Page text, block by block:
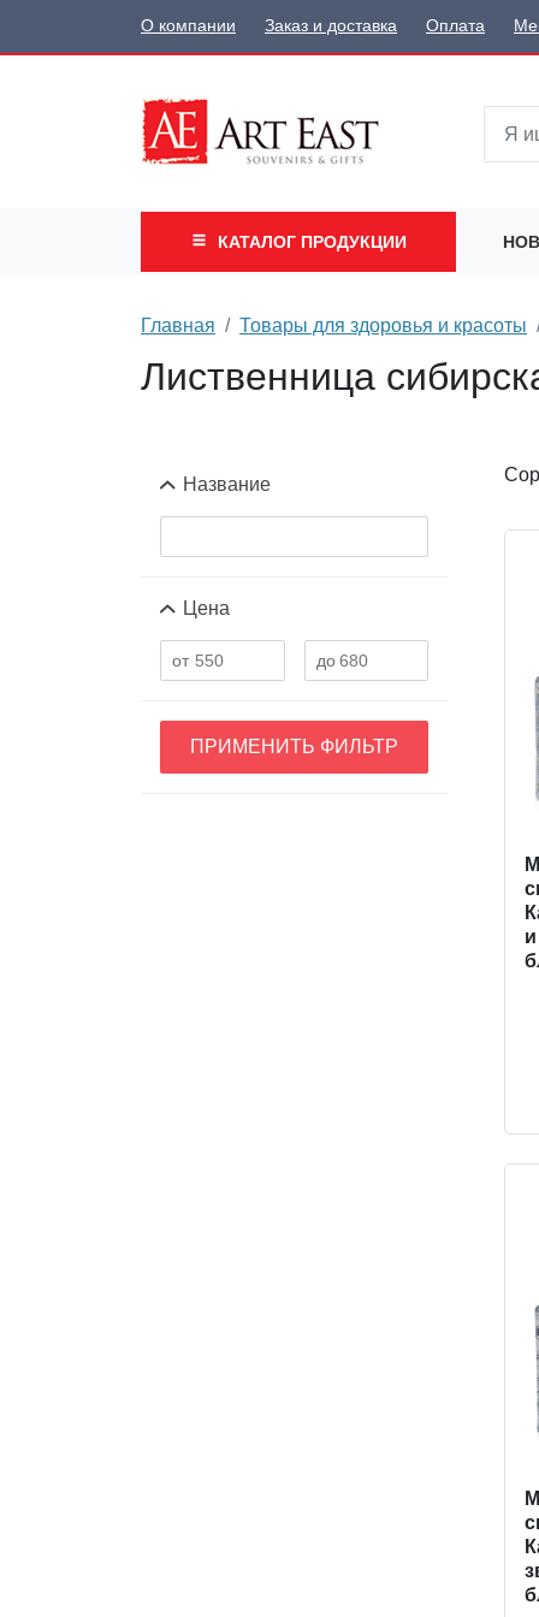
О компании Заказ и доставка Оплата
КАТАЛОГ ПРОДУКЦИИ
Главная Товары для здоровья и красоты
Лиственница
Название
Цена
ПРИМЕНИТЬ ФИЛЬТР